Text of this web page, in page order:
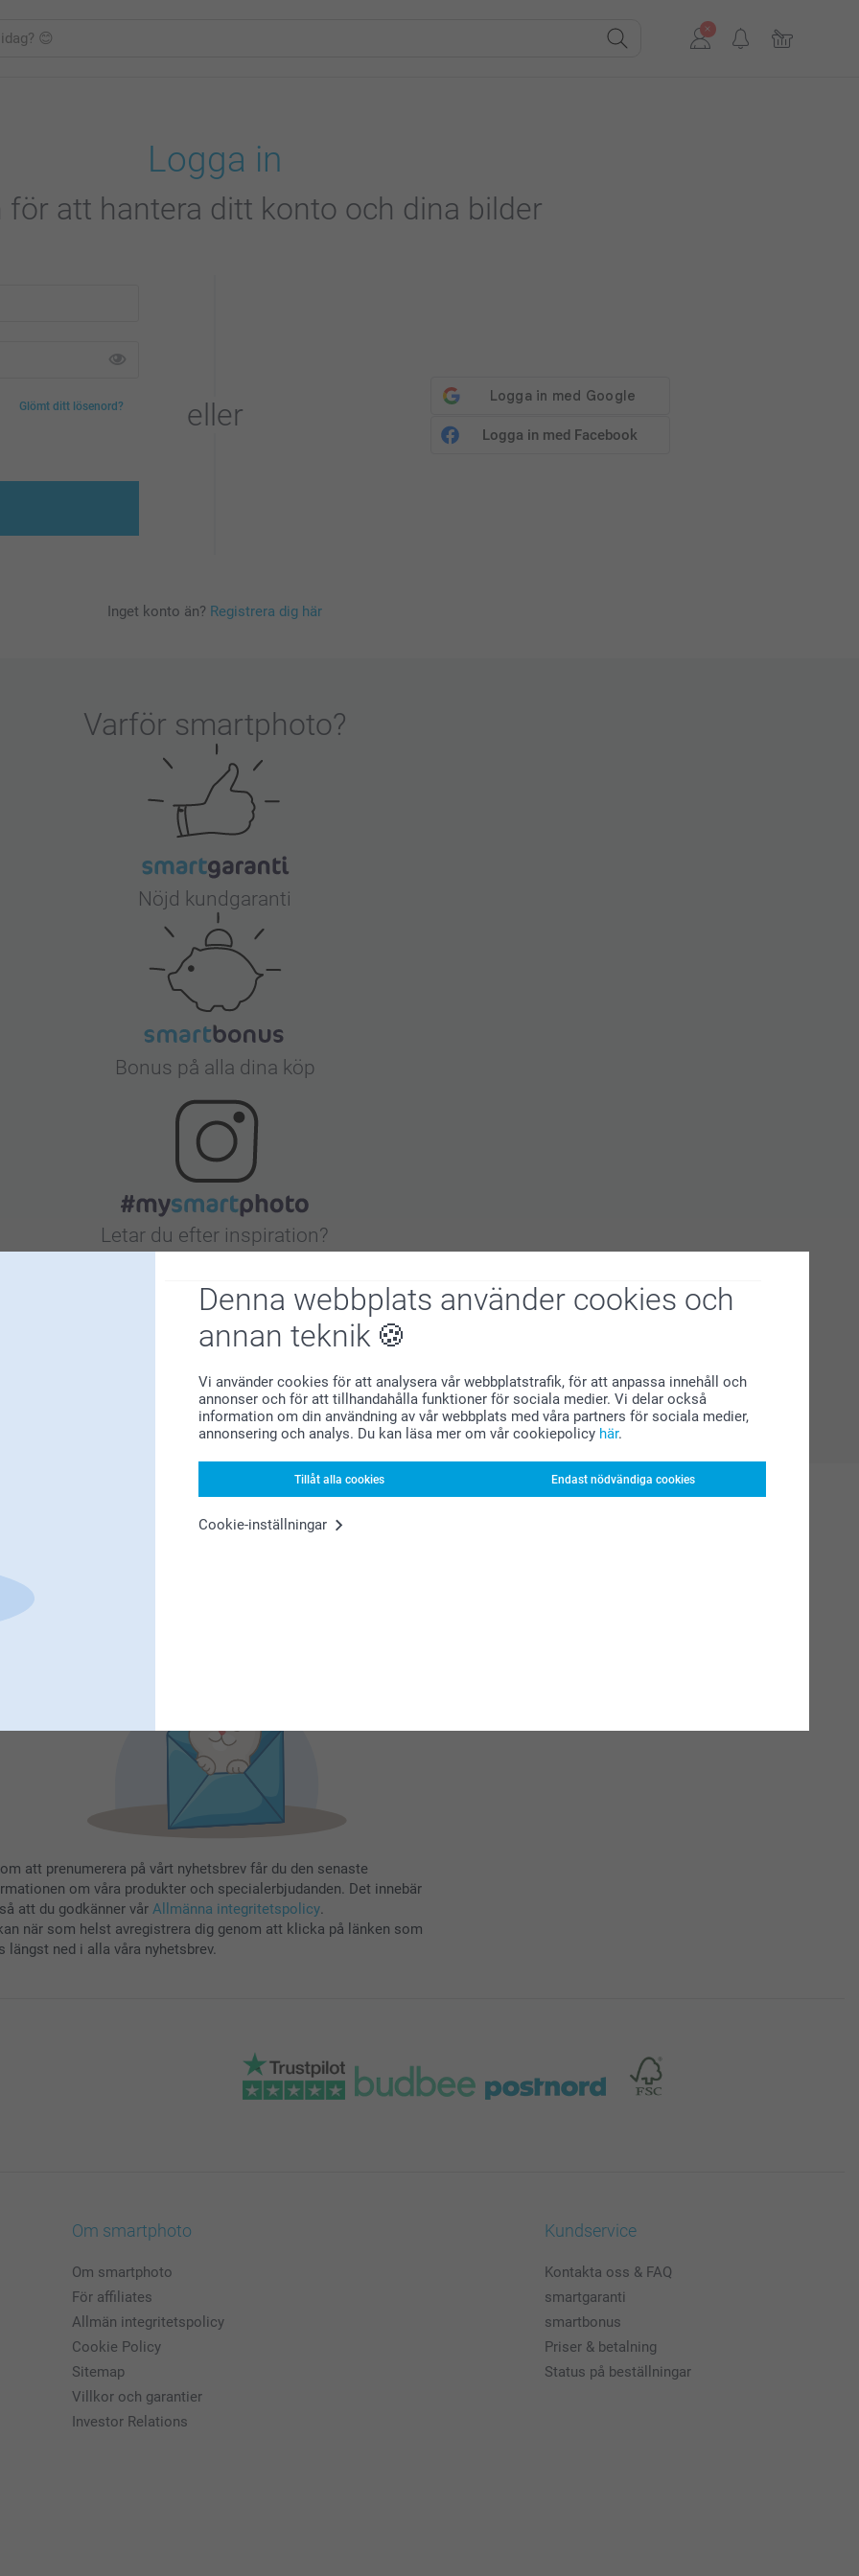
Denna webbplats använder cookies och
annan teknik
Vi använder cookies för att analysera vår webbplatstrafik, för att anpassa innehåll och
annonser och för att tillhandahålla funktioner för sociala medier. Vi delar också
information om din användning av vår webbplats med våra partners för sociala medier,
annonsering och analys. Du kan läsa mer om vår cookiepolicy här.
Tillåt alla cookies Endast nödvändiga cookies
Cookie-inställningar
Logga in
för att hantera ditt konto och dina bilder
Glömt ditt lösenord? eller
Logga in med Facebook
Inget konto än? Registrera dig här
Varför smartphoto?
Nöjd kundgaranti
Bonus på alla dina köp
Letar du efter inspiration?
Förstklassig kundservice
Registrera dig till vårt nyhetsbrev
dig
att prenumerera på vårt nyhetsbrev får du den senaste
om våra produkter och specialerbjudanden. Det innebär
att du godkänner vår Allmänna integritetspolicy.
när som helst avregistrera dig genom att klicka på länken som
längst ned i alla våra nyhetsbrev.
Om smartphoto
Om smartphoto
För affiliates
Allmän integritetspolicy
Cookie Policy
Sitemap
Villkor och garantier
Investor Relations
Kundservice
Kontakta oss & FAQ
smartgaranti
smartbonus
Priser & betalning
Status på beställningar